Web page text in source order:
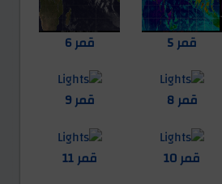
قمر 5 قمر 6
قمر 8 قمر 9
قمر 10 قمر 11